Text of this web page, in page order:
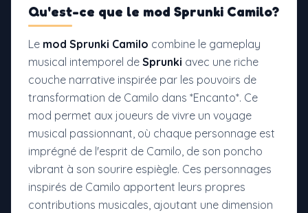
Qu'est-ce que le mod Sprunki Camilo?
Le mod Sprunki Camilo combine le gameplay
musical intemporel de Sprunki avec une riche
couche narrative inspirée par les pouvoirs de
transformation de Camilo dans *Encanto*. Ce
mod permet aux joueurs de vivre un voyage
musical passionnant, où chaque personnage est
imprégné de l'esprit de Camilo, de son poncho
vibrant à son sourire espiègle. Ces personnages
inspirés de Camilo apportent leurs propres
contributions musicales, ajoutant une dimension